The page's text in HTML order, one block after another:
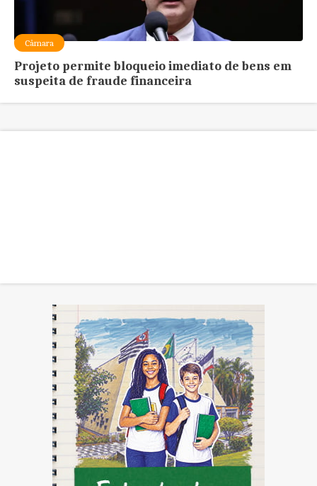
Câmara
Projeto permite bloqueio imediato de bens em
suspeita de fraude financeira